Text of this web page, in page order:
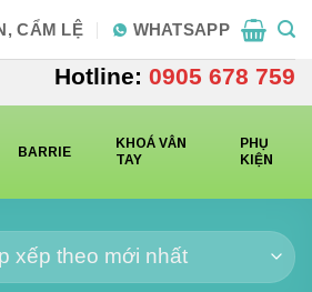
CẨM LỆ WHATSAPP
Hotline: 0905 678 759
BARRIE
KHOÁ VÂN
TAY
PHỤ
KIỆN